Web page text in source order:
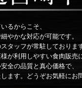
るからこそ、
やかな対応が可能です。
タッフが常駐しておりま
が利用しやすい食肉販売
全の品質と真心価格で、
ます。どうぞお気軽にお